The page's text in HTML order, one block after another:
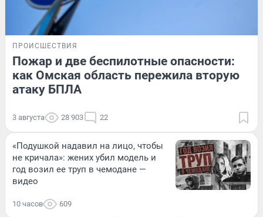
ПРОИСШЕСТВИЯ
Пожар и две беспилотные опасности:
как Омская область пережила вторую
атаку БПЛА
3 августа 28 903 22
«Подушкой надавил на лицо, чтобы
не кричала»: жених убил модель и
год возил ее труп в чемодане —
видео
10 часов 609